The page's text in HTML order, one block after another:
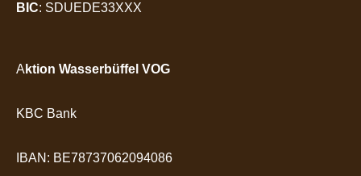
BIC: SDUEDE33XXX
A ktion Wasserbüffel VOG
KBC Bank
IBAN: BE78737062094086